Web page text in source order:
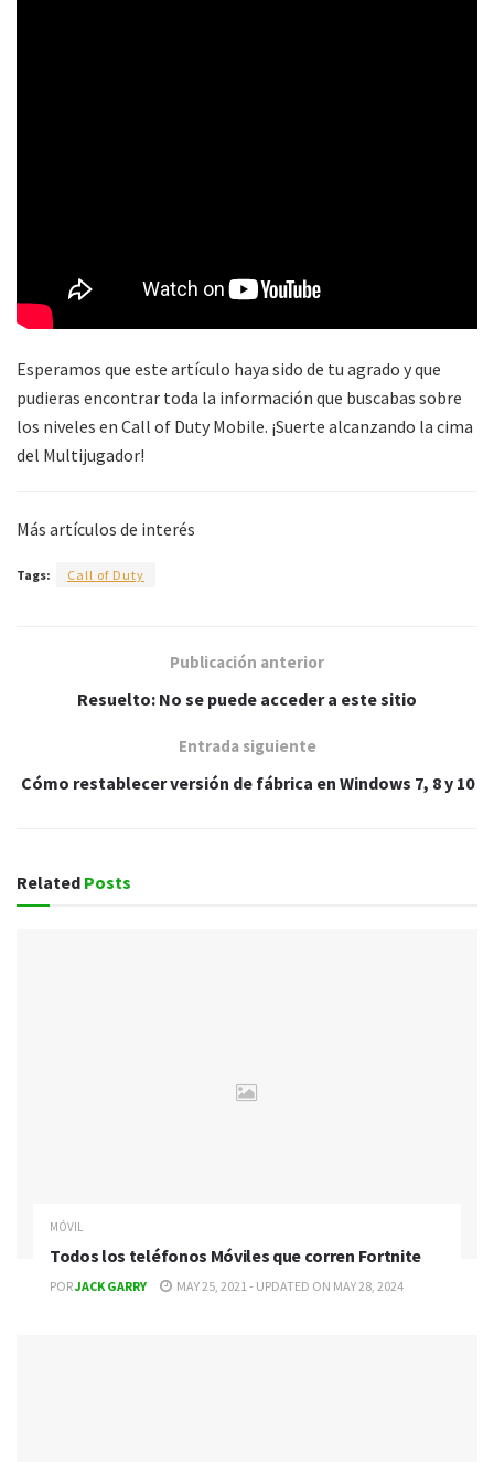
Esperamos que este artículo haya sido de tu agrado y que
pudieras encontrar toda la información que buscabas sobre
los niveles en Call of Duty Mobile. ¡Suerte alcanzando la cima
del Multijugador!
Más artículos de interés
Tags: Call of Duty
Publicación anterior
Resuelto: No se puede acceder a este sitio
Entrada siguiente
Cómo restablecer versión de fábrica en Windows 7, 8 y 10
Related Posts
MÓVIL
Todos los teléfonos Móviles que corren Fortnite
PORJACK GARRY MAY 25, 2021 - UPDATED ON MAY 28, 2024